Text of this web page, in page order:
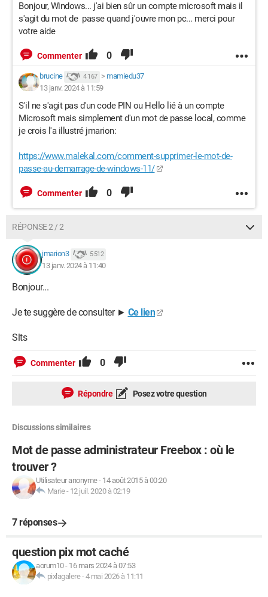
Bonjour, Windows... j'ai bien sûr un compte microsoft mais il
s'agit du mot de passe quand j'ouvre mon pc... merci pour
votre aide
Commenter 0
brucine 4 167 > mamiedu37
13 janv. 2024 à 11:59
S'il ne s'agit pas d'un code PIN ou Hello lié à un compte
Microsoft mais simplement d'un mot de passe local, comme
je crois l'a illustré jmarion:
https://www.malekal.com/comment-supprimer-le-mot-de-
passe-au-demarrage-de-windows-11/
Commenter 0
RÉPONSE 2 / 2
jmarion3 5 512
13 janv. 2024 à 11:40
Bonjour...
Je te suggère de consulter ► Ce lien
Slts
Commenter 0
Répondre Posez votre question
Discussions similaires
Mot de passe administrateur Freebox : où le
trouver ?
Utilisateur anonyme- 14 août 2015 à 00:20
Marie- 12 juil. 2020 à 02:19
7 réponses
question pix mot caché
aorum10- 16 mars 2024 à 07:53
pixlagalere-4 mai 2026 à 11:11